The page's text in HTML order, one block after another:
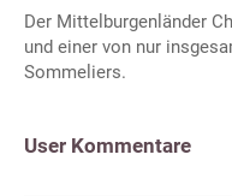
Der Mittelburgenländer
und einer von nur
Sommeliers.
User Kommentare